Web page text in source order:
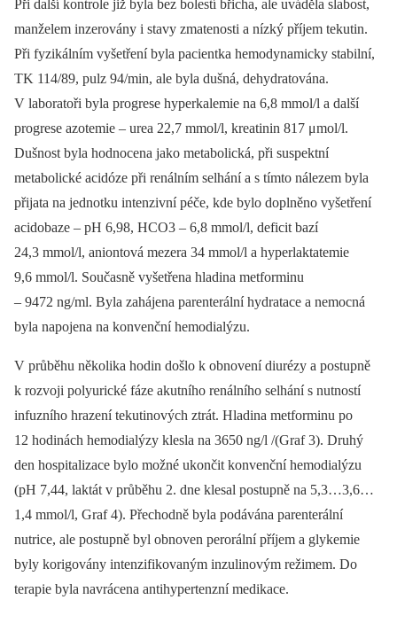
Při další kontrole již byla bez bolestí břicha, ale uváděla slabost,
manželem inzerovány i stavy zmatenosti a nízký příjem tekutin.
Při fyzikálním vyšetření byla pacientka hemodynamicky stabilní,
TK 114/89, pulz 94/min, ale byla dušná, dehydratována.
V laboratoři byla progrese hyperkalemie na 6,8 mmol/l a další
progrese azotemie –⁠ urea 22,7 mmol/l, kreatinin 817 μmol/l.
Dušnost byla hodnocena jako metabolická, při suspektní
metabolické acidóze při renálním selhání a s tímto nálezem byla
přijata na jednotku intenzivní péče, kde bylo doplněno vyšetření
acidobaze –⁠ pH 6,98, HCO3 –⁠ 6,8 mmol/l, deficit bazí
24,3 mmol/l, aniontová mezera 34 mmol/l a hyperlaktatemie
9,6 mmol/l. Současně vyšetřena hladina metforminu
–⁠ 9472 ng/ml. Byla zahájena parenterální hydratace a nemocná
byla napojena na konvenční hemodialýzu.
V průběhu několika hodin došlo k obnovení diurézy a postupně
k rozvoji polyurické fáze akutního renálního selhání s nutností
infuzního hrazení tekutinových ztrát. Hladina metforminu po
12 hodinách hemodialýzy klesla na 3650 ng/l /(Graf 3). Druhý
den hospitalizace bylo možné ukončit konvenční hemodialýzu
(pH 7,44, laktát v průběhu 2. dne klesal postupně na 5,3…3,6…
1,4 mmol/l, Graf 4). Přechodně byla podávána parenterální
nutrice, ale postupně byl obnoven perorální příjem a glykemie
byly korigovány intenzifikovaným inzulinovým režimem. Do
terapie byla navrácena antihypertenzní medikace.